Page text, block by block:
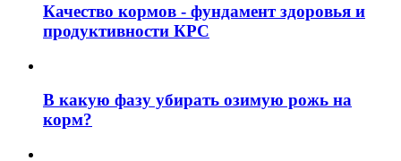
Качество кормов - фундамент здоровья и
продуктивности КРС
В какую фазу убирать озимую рожь на
корм?